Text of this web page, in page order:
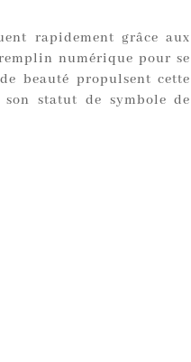
rapidement grâce aux
numérique pour se
beauté propulsent cette
statut de symbole de